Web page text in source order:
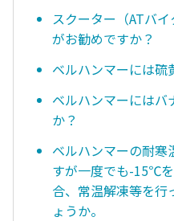
スクーター（ATバ
がお勧めですか？
ベルハンマーには硫
ベルハンマーにはバ
か？
ベルハンマーの耐
すが一度でも-15℃
合、常温解凍等を行
ょうか。